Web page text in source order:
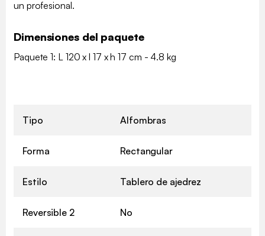
un profesional.
Dimensiones del paquete
Paquete 1: L 120 x l 17 x h 17 cm - 4.8 kg
Tipo Alfombras
Forma Rectangular
Estilo Tablero de ajedrez
Reversible 2 No